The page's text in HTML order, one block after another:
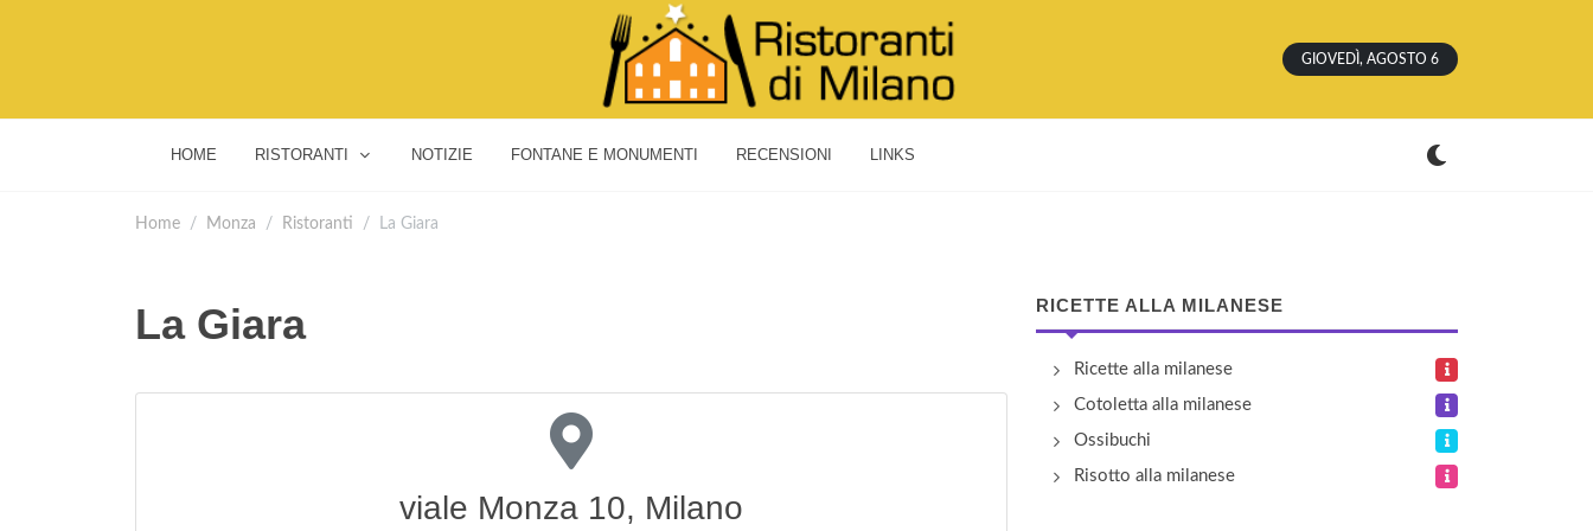
GIOVEDÌ, AGOSTO 6
HOME RISTORANTI NOTIZIE FONTANE E MONUMENTI RECENSIONI LINKS
Home Monza Ristoranti La Giara
La Giara
viale Monza 10, Milano
RICETTE ALLA MILANESE
Ricette alla milanese
Cotoletta alla milanese
Ossibuchi
Risotto alla milanese